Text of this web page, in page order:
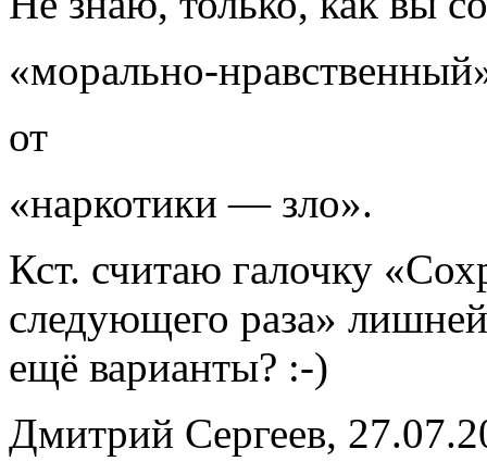
«морально-
от
«наркотики — зло».
Кст. считаю галочку
следующего раза»
ещё варианты? :-)
Дмитрий Сергеев,